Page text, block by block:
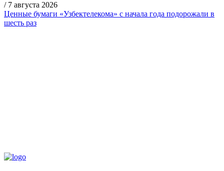
/ 7 августа 2026
Ценные бумаги «Узбектелекома» с начала года подорожали в
шесть раз